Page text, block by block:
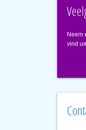
Neem
vind